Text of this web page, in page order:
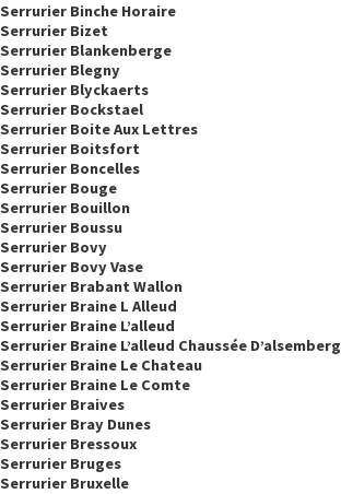
Serrurier Binche Horaire
Serrurier Bizet
Serrurier Blankenberge
Serrurier Blegny
Serrurier Blyckaerts
Serrurier Bockstael
Serrurier Boite Aux Lettres
Serrurier Boitsfort
Serrurier Boncelles
Serrurier Bouge
Serrurier Bouillon
Serrurier Boussu
Serrurier Bovy
Serrurier Bovy Vase
Serrurier Brabant Wallon
Serrurier Braine L Alleud
Serrurier Braine L’alleud
Serrurier Braine L’alleud Chaussée D’alsemberg
Serrurier Braine Le Chateau
Serrurier Braine Le Comte
Serrurier Braives
Serrurier Bray Dunes
Serrurier Bressoux
Serrurier Bruges
Serrurier Bruxelle